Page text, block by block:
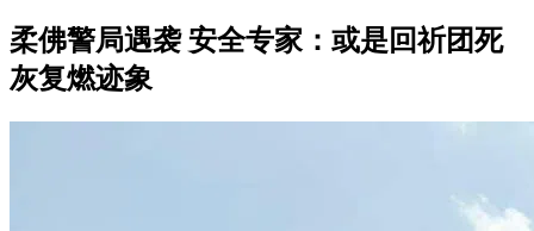
柔佛警局遇袭 安全专家：或是回祈团死
灰复燃迹象